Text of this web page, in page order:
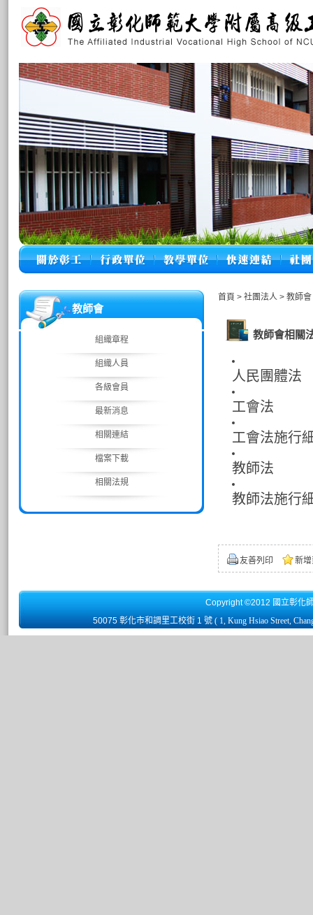
教師會
組織章程
組織人員
各級會員
最新消息
相關連結
檔案下載
相關法規
首頁 > 社團法人 > 教師會
教師會相關
人民團體法
工會法
工會法施行
教師法
教師法施行
友善列印 新
Copyright ©2012 國立彰化
50075 彰化市和調里工校街 1 號 ( 1, Kung Hsiao Street,